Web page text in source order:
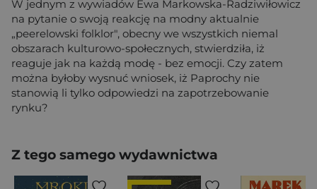
W jednym z wywiadów Ewa Markowska-Radziwiłowicz
na pytanie o swoją reakcję na modny aktualnie
„peerelowski folklor", obecny we wszystkich niemal
obszarach kulturowo-społecznych, stwierdziła, iż
reaguje jak na każdą modę - bez emocji. Czy zatem
można byłoby wysnuć wniosek, iż Paprochy nie
stanowią li tylko odpowiedzi na zapotrzebowanie
rynku?
Z tego samego wydawnictwa